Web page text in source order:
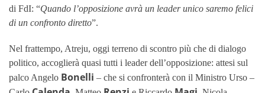
di FdI: “Quando l’opposizione avrà un leader unico saremo felici
di un confronto diretto”.
Nel frattempo, Atreju, oggi terreno di scontro più che di dialogo
politico, accoglierà quasi tutti i leader dell’opposizione: attesi sul
palco Angelo Bonelli – che si confronterà con il Ministro Urso –